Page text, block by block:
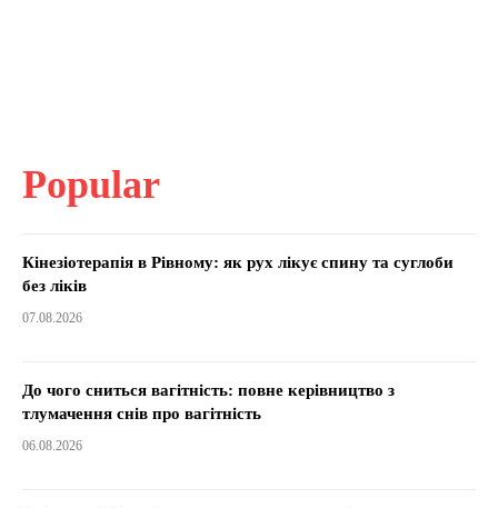
Popular
Кінезіотерапія в Рівному: як рух лікує спину та суглоби
без ліків
07.08.2026
До чого сниться вагітність: повне керівництво з
тлумачення снів про вагітність
06.08.2026